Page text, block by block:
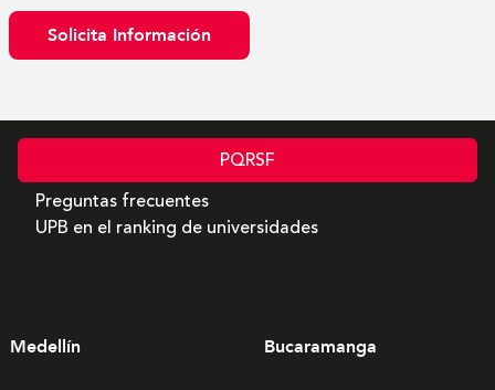
Solicita Información
PQRSF
Preguntas frecuentes
UPB en el ranking de universidades
Medellín Bucaramanga